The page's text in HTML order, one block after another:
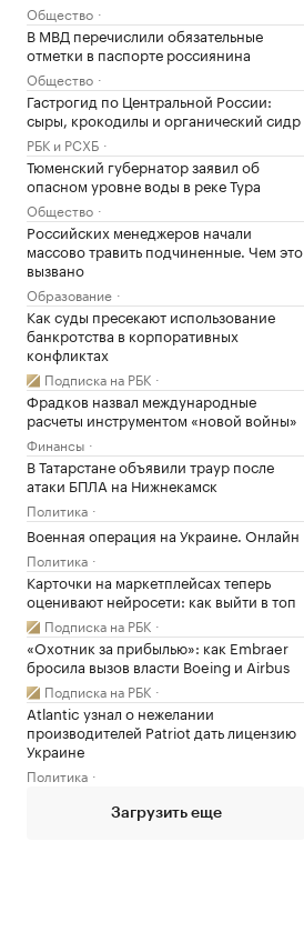
Общество
В МВД перечислили обязательные
отметки в паспорте россиянина
Общество
Гастрогид по Центральной России:
сыры, крокодилы и органический сидр
РБК и РСХБ
Тюменский губернатор заявил об
опасном уровне воды в реке Тура
Общество
Российских менеджеров начали
массово травить подчиненные. Чем это
вызвано
Образование
Как суды пресекают использование
банкротства в корпоративных
конфликтах
Подписка на РБК
Фрадков назвал международные
расчеты инструментом «новой войны»
Финансы
В Татарстане объявили траур после
атаки БПЛА на Нижнекамск
Политика
Военная операция на Украине. Онлайн
Политика
Карточки на маркетплейсах теперь
оценивают нейросети: как выйти в топ
Подписка на РБК
«Охотник за прибылью»: как Embraer
бросила вызов власти Boeing и Airbus
Подписка на РБК
Atlantic узнал о нежелании
производителей Patriot дать лицензию
Украине
Политика
Загрузить еще